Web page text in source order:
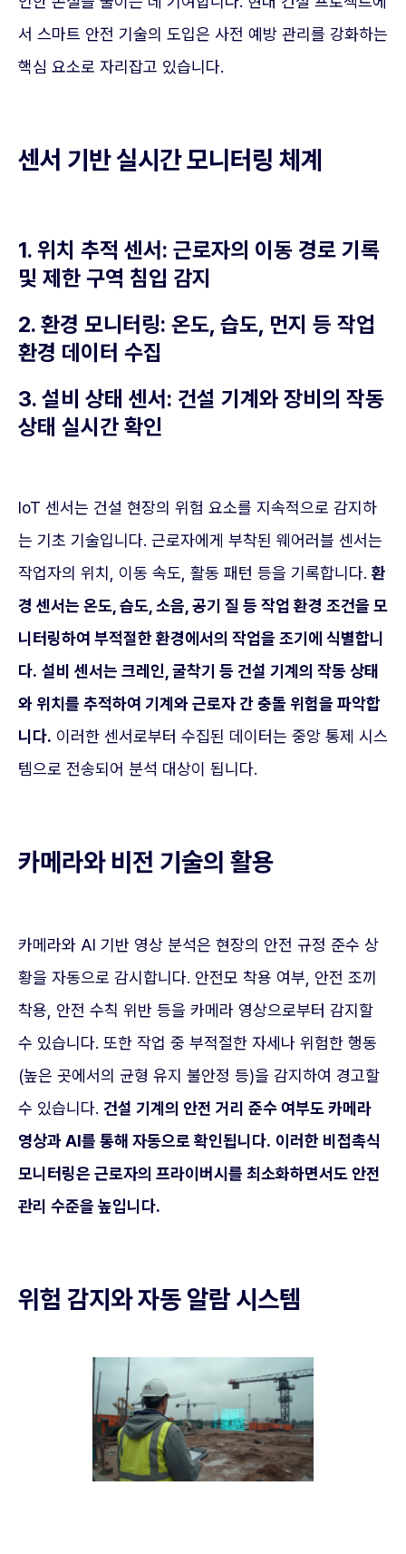
서 스마트 안전 기술의 도입은 사전 예방 관리를 강화하는
핵심 요소로 자리잡고 있습니다.
센서 기반 실시간 모니터링 체계
1. 위치 추적 센서: 근로자의 이동 경로 기록
및 제한 구역 침입 감지
2. 환경 모니터링: 온도, 습도, 먼지 등 작업
환경 데이터 수집
3. 설비 상태 센서: 건설 기계와 장비의 작동
상태 실시간 확인
IoT 센서는 건설 현장의 위험 요소를 지속적으로 감지하
는 기초 기술입니다. 근로자에게 부착된 웨어러블 센서는
작업자의 위치, 이동 속도, 활동 패턴 등을 기록합니다. 환
경 센서는 온도, 습도, 소음, 공기 질 등 작업 환경 조건을 모
니터링하여 부적절한 환경에서의 작업을 조기에 식별합니
다. 설비 센서는 크레인, 굴착기 등 건설 기계의 작동 상태
와 위치를 추적하여 기계와 근로자 간 충돌 위험을 파악합
니다. 이러한 센서로부터 수집된 데이터는 중앙 통제 시스
템으로 전송되어 분석 대상이 됩니다.
카메라와 비전 기술의 활용
카메라와 AI 기반 영상 분석은 현장의 안전 규정 준수 상
황을 자동으로 감시합니다. 안전모 착용 여부, 안전 조끼
착용, 안전 수칙 위반 등을 카메라 영상으로부터 감지할
수 있습니다. 또한 작업 중 부적절한 자세나 위험한 행동
(높은 곳에서의 균형 유지 불안정 등)을 감지하여 경고할
수 있습니다. 건설 기계의 안전 거리 준수 여부도 카메라
영상과 AI를 통해 자동으로 확인됩니다. 이러한 비접촉식
모니터링은 근로자의 프라이버시를 최소화하면서도 안전
관리 수준을 높입니다.
위험 감지와 자동 알람 시스템